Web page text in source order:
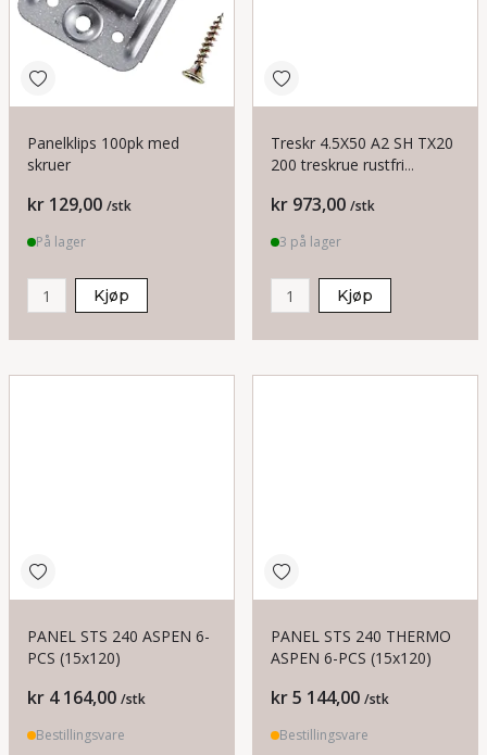
Panelklips 100pk med
skruer
Pris
kr 129,00 /stk
På lager
Kjøp
Treskr 4.5X50 A2 SH TX20
200 treskrue rustfri
Pris
kr 973,00 /stk
3 på lager
Kjøp
PANEL STS 240 ASPEN 6-
PCS (15x120)
Pris
kr 4 164,00 /stk
Bestillingsvare
PANEL STS 240 THERMO
ASPEN 6-PCS (15x120)
Pris
kr 5 144,00 /stk
Bestillingsvare